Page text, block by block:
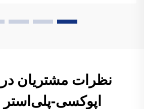
نظرات مشتریان
اپوکسی-پلی‌استر